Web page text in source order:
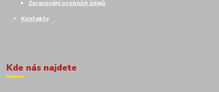
Zpracování osobních údajů
Kontakty
Kde nás najdete